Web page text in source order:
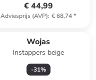
€ 44,99
Adviesprijs (AVP): € 68,74*
Wojas
Instappers beige
-31%